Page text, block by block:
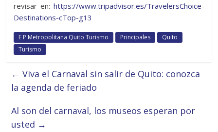
revisar en: https://www.tripadvisor.es/TravelersChoice-
Destinations-cTop-g13
E P Metropolitana Quito Turismo Principales
Quito
Turismo
← Viva el Carnaval sin salir de Quito: conozca
la agenda de feriado
Al son del carnaval, los museos esperan por
usted →